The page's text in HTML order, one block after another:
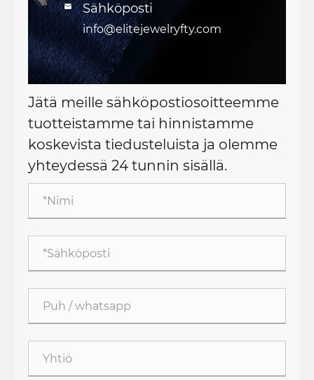
 Sähköposti
info@elitejewelryfty.com
Jätä meille sähköpostiosoitteemme
tuotteistamme tai hinnistamme
koskevista tiedusteluista ja olemme
yhteydessä 24 tunnin sisällä.